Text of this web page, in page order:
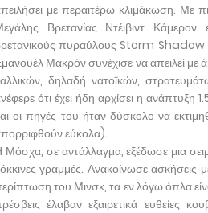
με περαιτέρω κλιμάκωση. Με
Βρετανίας Ντέιβιντ
πυραύλους Storm Shadow
Μακρόν συνέχισε να απειλεί
δηλαδή νατοϊκών,
ότι έχει ήδη αρχίσει η
οι πηγές του ήταν δύσκολο να
εύκολα).
Μόσχα, σε αντάλλαγμα, εξέδωσε μια
γραμμές. Ανακοίνωσε
του Μινσκ, τα εν λόγω όπλα
έλαβαν εξαιρετικά ευθείες